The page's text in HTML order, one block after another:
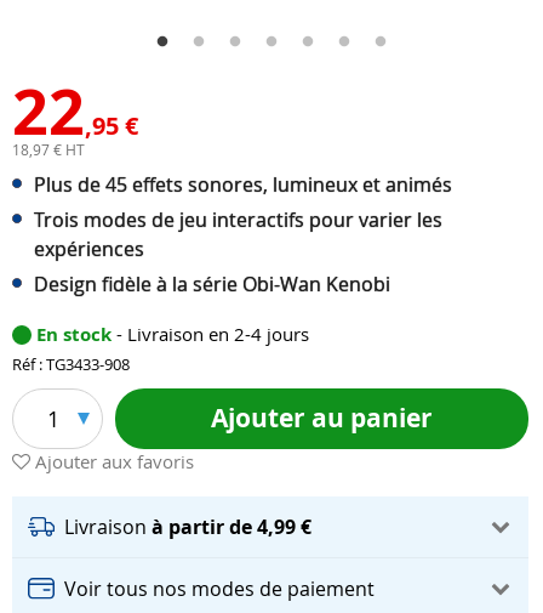
22,95 €
18,97 € HT
Plus de 45 effets sonores, lumineux et animés
Trois modes de jeu interactifs pour varier les
expériences
Design fidèle à la série Obi-Wan Kenobi
En stock - Livraison en 2-4 jours
Réf : TG3433-908
1 Ajouter au panier
Ajouter aux favoris
Livraison à partir de 4,99 €
Voir tous nos modes de paiement